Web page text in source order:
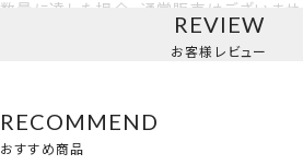
数量に達した場合、通常販売はございません
－－－－－－－－－－－－－－－－－－
ます。
(お客様とクレジットカード会社様とのご
REVIEW
お客様レビュー
RECOMMEND
おすすめ商品